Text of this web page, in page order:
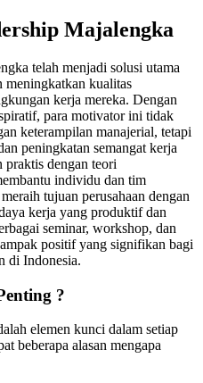
Majalengka
telah menjadi solusi utama
meningkatkan kualitas
kerja mereka. Dengan
para motivator ini tidak
keterampilan manajerial, tetapi
peningkatan semangat kerja
praktis dengan teori
individu dan tim
tujuan perusahaan dengan
kerja yang produktif dan
seminar, workshop, dan
positif yang signifikan bagi
di Indonesia.
?
elemen kunci dalam setiap
beberapa alasan mengapa